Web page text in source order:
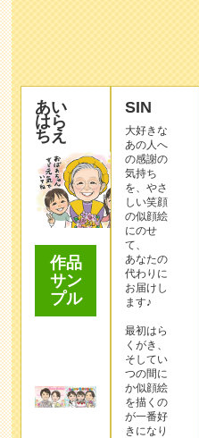
あい
はら
ちえ
作品
サン
プル
SIN
大好きな
あの人へ
の感謝の
気持ち
を、やさ
しい笑顔
の似顔絵
にのせ
て、
あなたの
代わりに
お届けし
ます♪
最初はら
くがき、
そしてい
つの間に
か似顔絵
を描くの
が一番好
きになり